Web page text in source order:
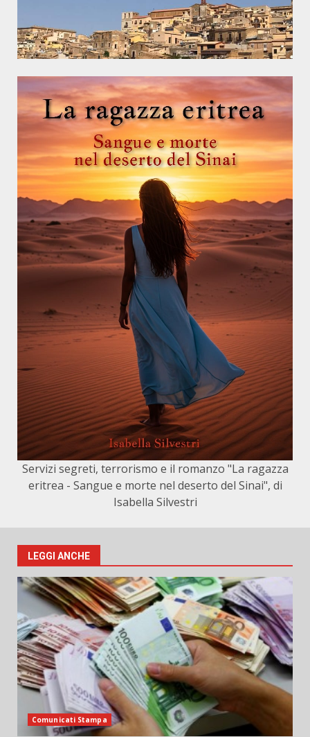
Servizi segreti, terrorismo e il romanzo "La ragazza
eritrea - Sangue e morte nel deserto del Sinai", di
Isabella Silvestri
LEGGI ANCHE
Comunicati Stampa